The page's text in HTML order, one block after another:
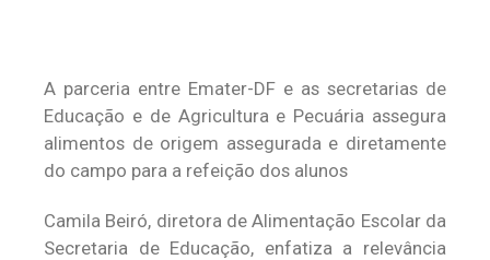
A parceria entre Emater-DF e as secretarias de
Educação e de Agricultura e Pecuária assegura
alimentos de origem assegurada e diretamente
do campo para a refeição dos alunos
Camila Beiró, diretora de Alimentação Escolar da
Secretaria de Educação, enfatiza a relevância